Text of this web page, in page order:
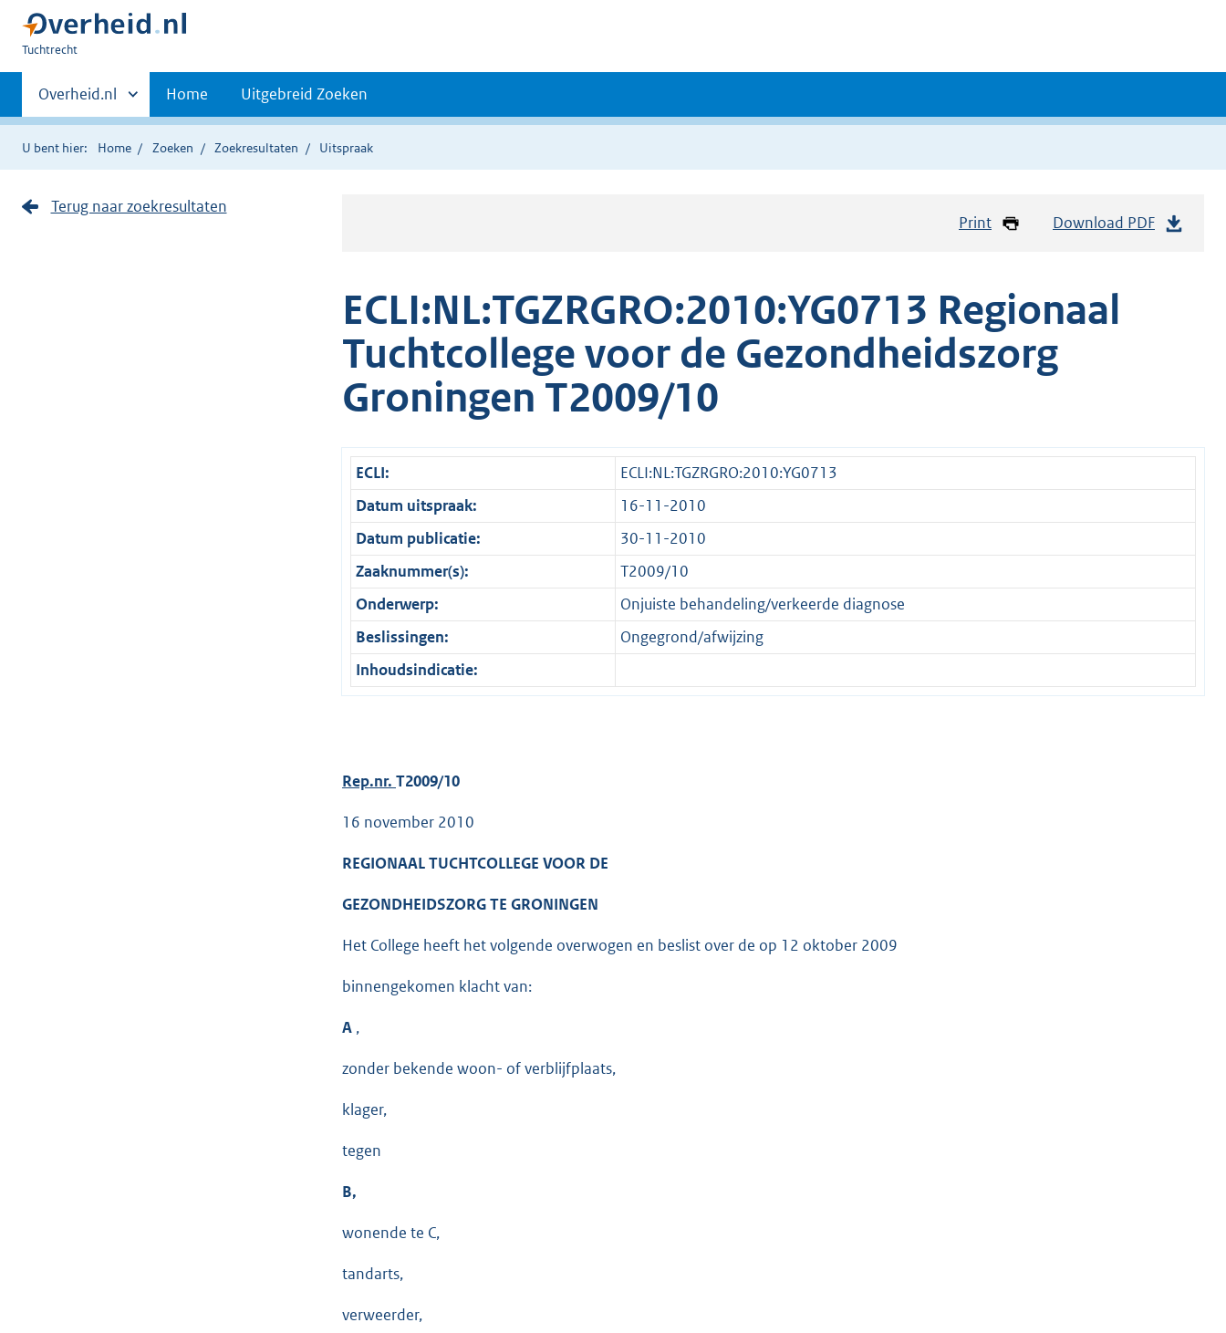
U
hier:
Tuchtrecht
Primaire
navigatie
Andere
sites
binnen
Overheid.nl Home Uitgebreid Zoeken
U bent hier: Home Zoeken Zoekresultaten Uitspraak
Print Download PDF
ECLI:NL:TGZRGRO:2010:YG0713 Regionaal
Tuchtcollege voor de Gezondheidszorg
Groningen T2009/10
ECLI:
ECLI:NL:TGZRGRO:2010:YG0713
Datum uitspraak:
16-11-2010
Datum publicatie:
30-11-2010
Zaaknummer(s):
T2009/10
Onderwerp:
Onjuiste behandeling/verkeerde diagnose
Beslissingen:
Ongegrond/afwijzing
Inhoudsindicatie:
Rep.nr. T2009/10
16 november 2010
REGIONAAL TUCHTCOLLEGE VOOR DE
GEZONDHEIDSZORG TE GRONINGEN
Het College heeft het volgende overwogen en beslist over de op 12 oktober 2009
binnengekomen klacht van:
A ,
zonder bekende woon- of verblijfplaats,
klager,
tegen
B,
wonende te C,
tandarts,
verweerder,
Terug naar zoekresultaten